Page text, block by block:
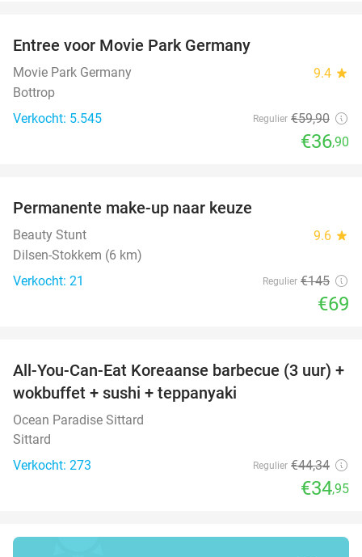
Entree voor Movie Park Germany
Movie Park Germany 9.4 star
Bottrop
Verkocht: 5.545
Regulier €59,90
€36,90
Permanente make-up naar keuze
Beauty Stunt 9.6 star
Dilsen-Stokkem (6 km)
Verkocht: 21
Regulier €145
€69
21%
All-You-Can-Eat Koreaanse barbecue (3 uur) +
wokbuffet + sushi + teppanyaki
Ocean Paradise Sittard
Sittard
Verkocht: 273
Regulier €44,34
€34,95